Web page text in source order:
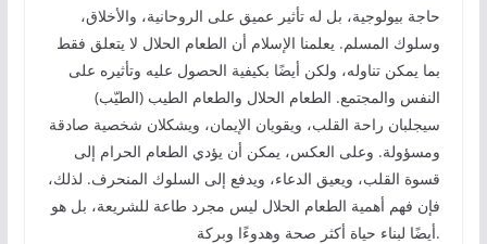
حاجة بيولوجية، بل له تأثير عميق على الروحانية، والأخلاق،
وسلوك المسلم. يعلمنا الإسلام أن الطعام الحلال لا يتعلق فقط
بما يمكن تناوله، ولكن أيضًا بكيفية الحصول عليه وتأثيره على
النفس والمجتمع. الطعام الحلال والطعام الطيب (الطيّب)
سيجلبان راحة القلب، ويقويان الإيمان، ويشكلان شخصية صادقة
ومسؤولة. وعلى العكس، يمكن أن يؤدي الطعام الحرام إلى
قسوة القلب، ويعيق الدعاء، ويدفع إلى السلوك المنحرف. لذلك،
فإن فهم أهمية الطعام الحلال ليس مجرد طاعة للشريعة، بل هو
أيضًا لبناء حياة أكثر صحة وهدوءًا وبركة.